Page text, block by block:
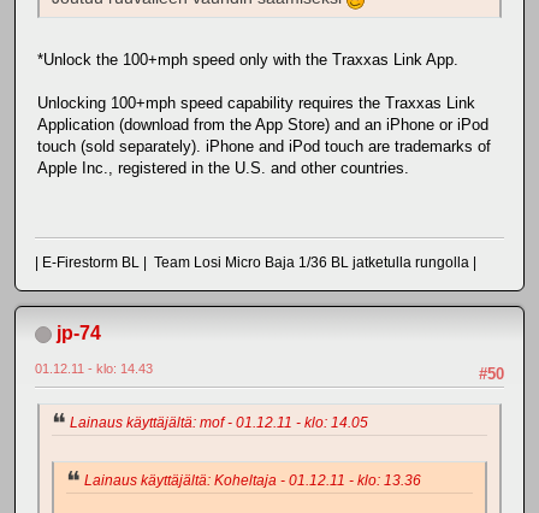
*Unlock the 100+mph speed only with the Traxxas Link App.
Unlocking 100+mph speed capability requires the Traxxas Link
Application (download from the App Store) and an iPhone or iPod
touch (sold separately). iPhone and iPod touch are trademarks of
Apple Inc., registered in the U.S. and other countries.
| E-Firestorm BL | Team Losi Micro Baja 1/36 BL jatketulla rungolla |
jp-74
#50
01.12.11 - klo: 14.43
Lainaus käyttäjältä: mof - 01.12.11 - klo: 14.05
Lainaus käyttäjältä: Koheltaja - 01.12.11 - klo: 13.36